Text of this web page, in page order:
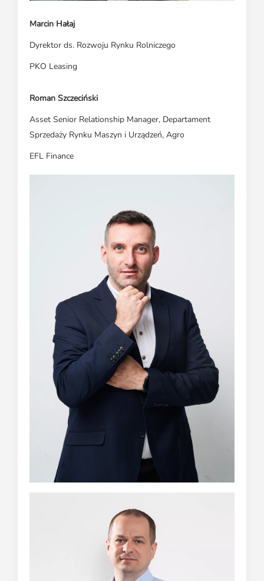
Marcin Hałaj
Dyrektor ds. Rozwoju Rynku Rolniczego
PKO Leasing
Roman Szczeciński
Asset Senior Relationship Manager, Departament
Sprzedaży Rynku Maszyn i Urządzeń, Agro
EFL Finance